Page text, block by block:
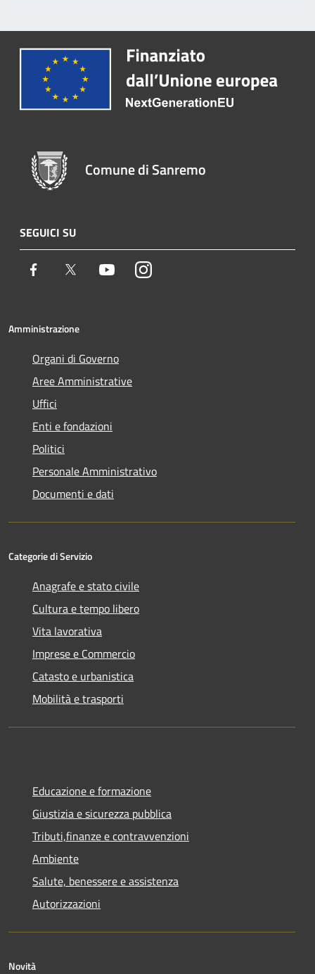
Comune di Sanremo
SEGUICI SU
Facebook Twitter YoutubeInstagram
Amministrazione
Organi di Governo
Aree Amministrative
Uffici
Enti e fondazioni
Politici
Personale Amministrativo
Documenti e dati
Categorie di Servizio
Anagrafe e stato civile
Cultura e tempo libero
Vita lavorativa
Imprese e Commercio
Catasto e urbanistica
Mobilità e trasporti
Educazione e formazione
Giustizia e sicurezza pubblica
Tributi,finanze e contravvenzioni
Ambiente
Salute, benessere e assistenza
Autorizzazioni
Novità